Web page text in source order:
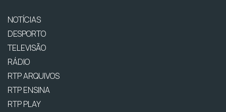
NOTÍCIAS
DESPORTO
TELEVISÃO
RÁDIO
RTP ARQUIVOS
RTP ENSINA
RTP PLAY